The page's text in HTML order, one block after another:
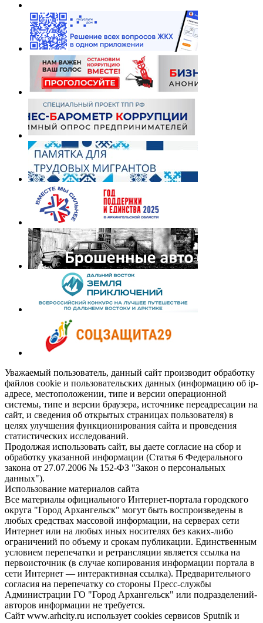
Уважаемый пользователь, данный сайт производит обработку
файлов cookie и пользовательских данных (информацию об ip-
адресе, местоположении, типе и версии операционной
системы, типе и версии браузера, источнике переадресации на
сайт, и сведения об открытых страницах пользователя) в
целях улучшения функционирования сайта и проведения
статистических исследований.
Продолжая использовать сайт, вы даете согласие на сбор и
обработку указанной информации (Статья 6 Федерального
закона от 27.07.2006 № 152-ФЗ "Закон о персональных
данных").
Использование материалов сайта
Все материалы официального Интернет-портала городского
округа "Город Архангельск" могут быть воспроизведены в
любых средствах массовой информации, на серверах сети
Интернет или на любых иных носителях без каких-либо
ограничений по объему и срокам публикации. Единственным
условием перепечатки и ретрансляции является ссылка на
первоисточник (в случае копирования информации портала в
сети Интернет — интерактивная ссылка). Предварительного
согласия на перепечатку со стороны Пресс-службы
Администрации ГО "Город Архангельск" или подразделений-
авторов информации не требуется.
Сайт www.arhcity.ru использует cookies сервисов Sputnik и